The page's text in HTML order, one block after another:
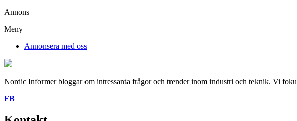
Annons
Meny
Annonsera med oss
Nordic Informer bloggar om intressanta frågor och trender inom industri och teknik. Vi
FB